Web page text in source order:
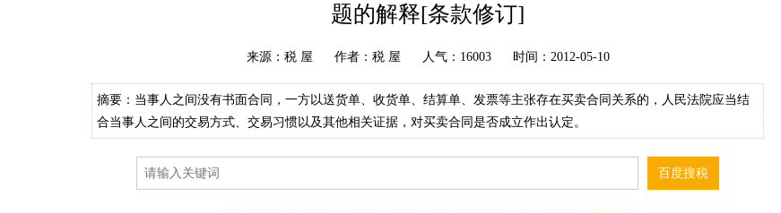
题的解释[条款修订]
来源： 税 屋 作者：税 屋 人气： 16003 时间：2012-05-10
摘要：当事人之间没有书面合同，一方以送货单、收货单、结算单、发票等主张存在买卖合同关系的，人民法院应当结
合当事人之间的交易方式、交易习惯以及其他相关证据，对买卖合同是否成立作出认定。